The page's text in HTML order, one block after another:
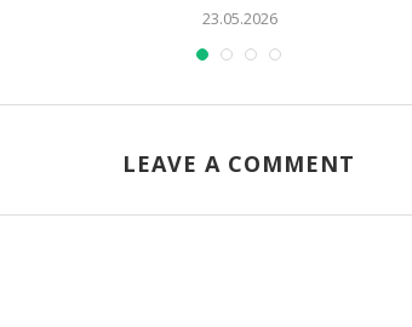
23.05.2026
LEAVE A COMMENT